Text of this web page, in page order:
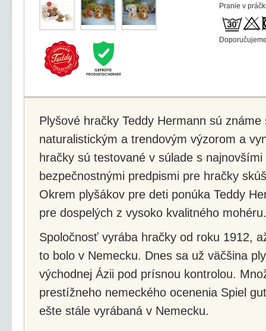
Pranie v
Plyšové hračky Teddy Hermann sú
naturalistickým a trendovým výzorom a
hračky sú testované v súlade s
bezpečnostnými predpismi pre hračky
Okrem plyšákov pre deti ponúka Teddy
pre dospelých z vysoko kvalitného mohéru.
Spoločnosť vyrába hračky od roku 1912,
to bolo v Nemecku. Dnes sa už väčšina
východnej Ázii pod prísnou kontrolou.
prestížneho nemeckého ocenenia Spiel
ešte stále vyrábaná v Nemecku.